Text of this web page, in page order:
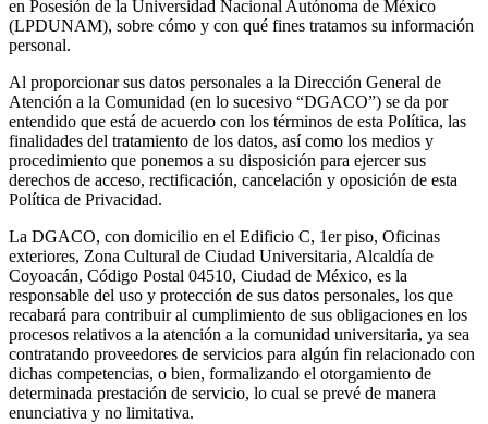
en Posesión de la Universidad Nacional Autónoma de México
(LPDUNAM), sobre cómo y con qué fines tratamos su información
personal.
Al proporcionar sus datos personales a la Dirección General de
Atención a la Comunidad (en lo sucesivo “DGACO”) se da por
entendido que está de acuerdo con los términos de esta Política, las
finalidades del tratamiento de los datos, así como los medios y
procedimiento que ponemos a su disposición para ejercer sus
derechos de acceso, rectificación, cancelación y oposición de esta
Política de Privacidad.
La DGACO, con domicilio en el Edificio C, 1er piso, Oficinas
exteriores, Zona Cultural de Ciudad Universitaria, Alcaldía de
Coyoacán, Código Postal 04510, Ciudad de México, es la
responsable del uso y protección de sus datos personales, los que
recabará para contribuir al cumplimiento de sus obligaciones en los
procesos relativos a la atención a la comunidad universitaria, ya sea
contratando proveedores de servicios para algún fin relacionado con
dichas competencias, o bien, formalizando el otorgamiento de
determinada prestación de servicio, lo cual se prevé de manera
enunciativa y no limitativa.